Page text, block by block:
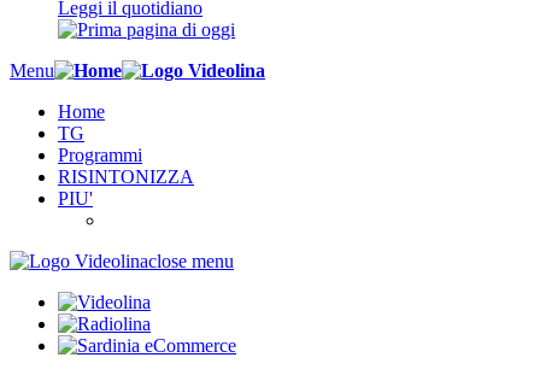
Leggi il quotidiano
Menu
Home
TG
Programmi
RISINTONIZZA
PIU'
close menu